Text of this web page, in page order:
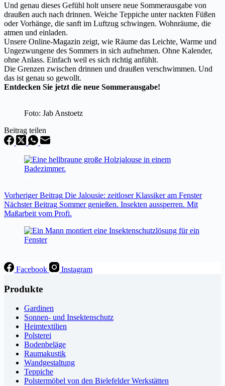
Und genau dieses Gefühl holt unsere neue Sommerausgabe von
draußen auch nach drinnen. Weiche Teppiche unter nackten Füßen
oder Vorhänge, die sanft im Luftzug schwingen. Wohnräume, die
atmen und einladen.
Unsere Online-Magazin zeigt, wie Räume das Leichte, Warme und
Ungezwungene des Sommers in sich aufnehmen. Ohne Kalender,
ohne Anlass. Einfach weil es sich richtig anfühlt.
Die Grenzen zwischen drinnen und draußen verschwimmen. Und
das ist genau so gewollt.
Entdecken Sie jetzt die neue Sommerausgabe!
Foto: Jab Anstoetz
Beitrag teilen
VorherigerBeitrag Die Jalousie: zeitloser Klassiker am Fenster
NächsterBeitrag Sommer genießen. Insekten aussperren. Mit
Maßarbeit vom Profi.
Facebook Instagram
Produkte
Gardinen
Sonnen- und Insektenschutz
Heimtextilien
Polsterei
Bodenbeläge
Raumakustik
Wandgestaltung
Teppiche
Polstermöbel von den Bielefelder Werkstätten